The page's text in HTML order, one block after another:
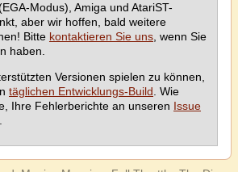
Modus), Amiga und AtariST-
aber wir hoffen, bald weitere
Bitte kontaktieren Sie uns , wenn Sie
haben.
Versionen spielen zu können,
täglichen Entwicklungs-Build . Wie
Ihre Fehlerberichte an unseren Issue